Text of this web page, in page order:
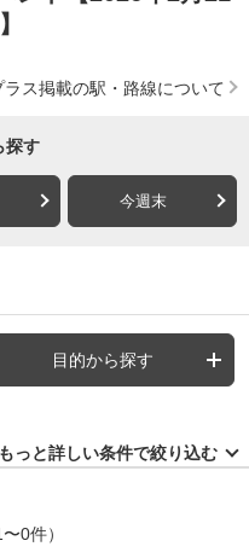
ラス掲載の駅・路線について
探す
今週末
目的から探す
もっと詳しい条件で絞り込む
0件）